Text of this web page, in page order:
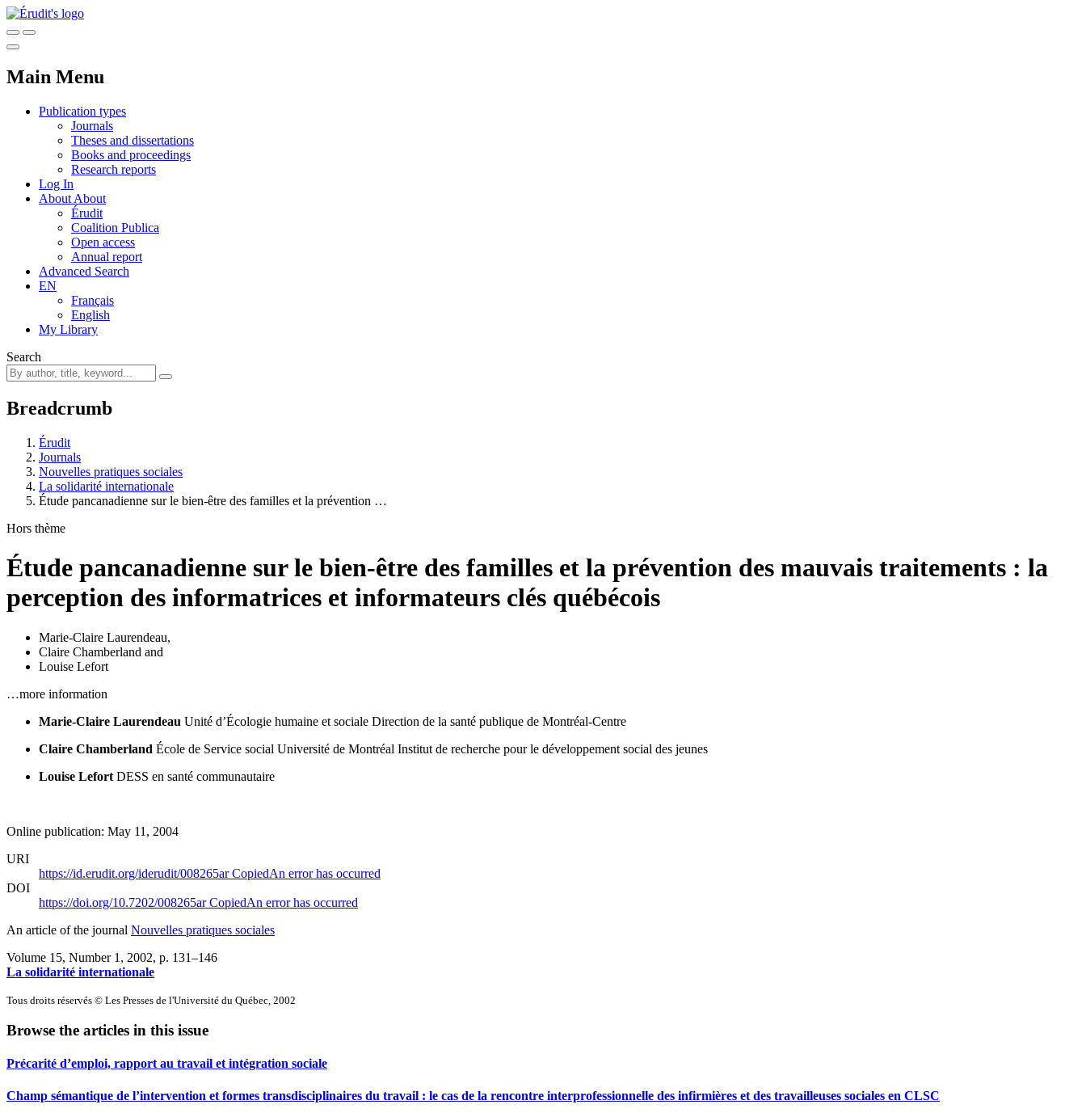
Main Menu
Publication types
Journals
Theses and dissertations
Books and proceedings
Research reports
Log In
About About
Érudit
Coalition Publica
Open access
Annual report
Advanced Search
EN
Français
English
My Library
Search
Breadcrumb
Érudit
Journals
Nouvelles pratiques sociales
La solidarité internationale
Étude pancanadienne sur le bien-être des familles et la prévention …
Hors thème
Étude pancanadienne sur le bien-être des familles et la prévention des mauvais traitements : la
perception des informatrices et informateurs clés québécois
Marie-Claire Laurendeau,
Claire Chamberland and
Louise Lefort
…more information
Marie-Claire Laurendeau Unité d’Écologie humaine et sociale Direction de la santé publique de Montréal-Centre
Claire Chamberland École de Service social Université de Montréal Institut de recherche pour le développement social des jeunes
Louise Lefort DESS en santé communautaire
Online publication: May 11, 2004
URI
https://id.erudit.org/iderudit/008265arCopiedAn error has occurred
DOI
https://doi.org/10.7202/008265arCopiedAn error has occurred
An article of the journal Nouvelles pratiques sociales
Volume 15, Number 1, 2002, p. 131–146
La solidarité internationale
Tous droits réservés © Les Presses de l'Université du Québec, 2002
Browse the articles in this issue
Précarité d’emploi, rapport au travail et intégration sociale
Champ sémantique de l’intervention et formes transdisciplinaires du travail : le cas de la rencontre interprofessionnelle des infirmières et des travailleuses sociales en CLSC